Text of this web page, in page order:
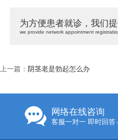
为方便患者就诊，我们
we provide network appointment
上一篇： 阴茎老是勃起怎么办
网络在线咨询
客服一对一 即时回